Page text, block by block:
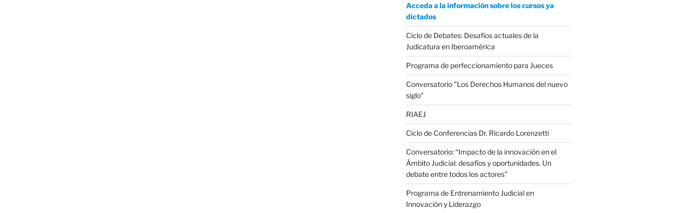
Acceda a la información sobre los cursos ya
dictados
Ciclo de Debates: Desafíos actuales de la
Judicatura en Iberoamérica
Programa de perfeccionamiento para Jueces
Conversatorio "Los Derechos Humanos del nuevo
siglo"
RIAEJ
Ciclo de Conferencias Dr. Ricardo Lorenzetti
Conversatorio: “Impacto de la innovación en el
Ámbito Judicial: desafíos y oportunidades. Un
debate entre todos los actores”
Programa de Entrenamiento Judicial en
Innovación y Liderazgo